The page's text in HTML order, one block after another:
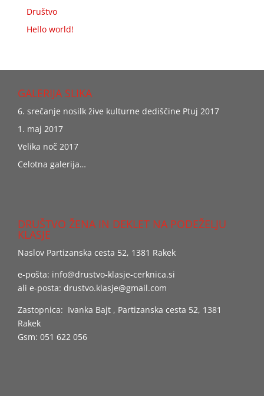
Društvo
Hello world!
GALERIJA SLIKA
6. srečanje nosilk žive kulturne dediščine Ptuj 2017
1. maj 2017
Velika noč 2017
Celotna galerija…
DRUŠTVO ŽENA IN DEKLET NA PODEŽELJU
KLASJE
Naslov Partizanska cesta 52, 1381 Rakek
e-pošta: info@drustvo-klasje-cerknica.si
ali e-posta: drustvo.klasje@gmail.com
Zastopnica: Ivanka Bajt , Partizanska cesta 52, 1381
Rakek
Gsm: 051 622 056